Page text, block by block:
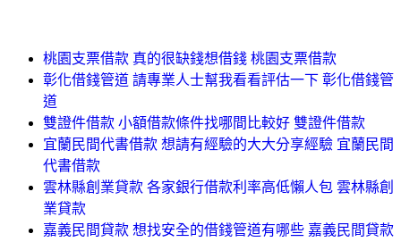
桃園支票借款 真的很缺錢想借錢 桃園支票借款
彰化借錢管道 請專業人士幫我看看評估一下 彰化借錢管
道
雙證件借款 小額借款條件找哪間比較好 雙證件借款
宜蘭民間代書借款 想請有經驗的大大分享經驗 宜蘭民間
代書借款
雲林縣創業貸款 各家銀行借款利率高低懶人包 雲林縣創
業貸款
嘉義民間貸款 想找安全的借錢管道有哪些 嘉義民間貸款